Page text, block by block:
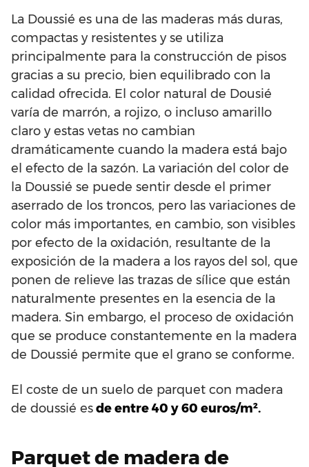
La Doussié es una de las maderas más duras,
compactas y resistentes y se utiliza
principalmente para la construcción de pisos
gracias a su precio, bien equilibrado con la
calidad ofrecida. El color natural de Dousié
varía de marrón, a rojizo, o incluso amarillo
claro y estas vetas no cambian
dramáticamente cuando la madera está bajo
el efecto de la sazón. La variación del color de
la Doussié se puede sentir desde el primer
aserrado de los troncos, pero las variaciones de
color más importantes, en cambio, son visibles
por efecto de la oxidación, resultante de la
exposición de la madera a los rayos del sol, que
ponen de relieve las trazas de sílice que están
naturalmente presentes en la esencia de la
madera. Sin embargo, el proceso de oxidación
que se produce constantemente en la madera
de Doussié permite que el grano se conforme.
El coste de un suelo de parquet con madera
de doussié esde entre 40 y 60 euros/m².
Parquet de madera de